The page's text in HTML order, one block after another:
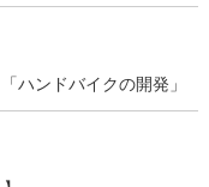
ンドバイクの開発」